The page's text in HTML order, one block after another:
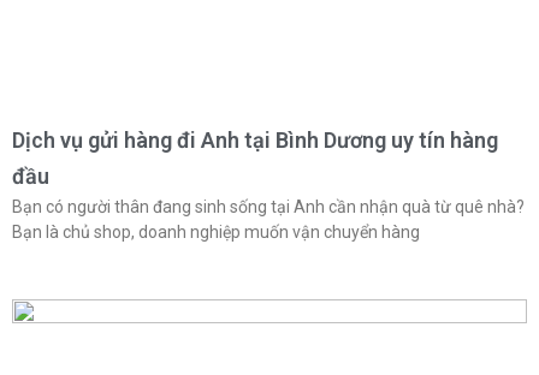
Dịch vụ gửi hàng đi Anh tại Bình Dương uy tín hàng
đầu
Bạn có người thân đang sinh sống tại Anh cần nhận quà từ quê nhà?
Bạn là chủ shop, doanh nghiệp muốn vận chuyển hàng